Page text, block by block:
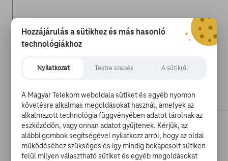
2011-BEN, ÖNÉLETRAJZI KÖNYVÉNEK BEMUTATÓJÁN
Hozzájárulás a sütikhez és más hasonló
technológiákhoz
Nyilatkozat Testre szabás A sütikről
A Magyar Telekom weboldala sütiket és egyéb nyomon
követésre alkalmas megoldásokat használ, amelyek az
alkalmazott technológia függvényében adatot tárolnak az
eszközödön, vagy onnan adatot gyűjtenek. Kérjük, az
alábbi gombok segítségével nyilatkozz arról, hogy az oldal
működéséhez szükséges és így mindig bekapcsolt sütiken
felül milyen választható sütiket és egyéb megoldásokat